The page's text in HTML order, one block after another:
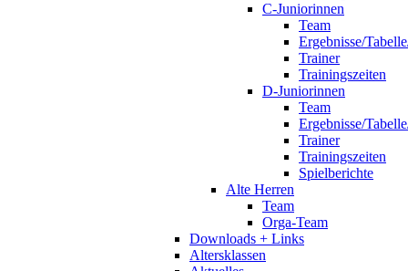
C-Juniorinnen
Team
Ergebnisse/
Trainer
Trainingszeiten
D-Juniorinnen
Team
Ergebnisse/
Trainer
Trainingszeiten
Spielberichte
Alte Herren
Team
Orga-Team
Downloads + Links
Altersklassen